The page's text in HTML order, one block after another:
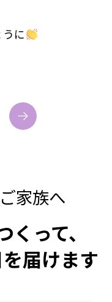
に
家族へ
って、
届けます